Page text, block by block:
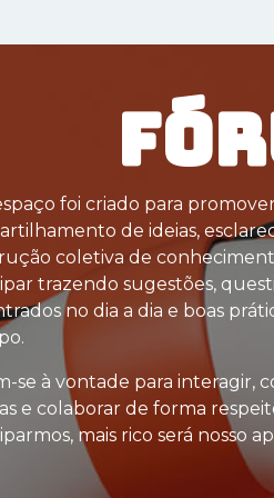
foi criado para
de ideias,
coletiva de
trazendo sugestões,
no dia a dia e boas
se à vontade para interagir,
e colaborar de forma
mais rico será nosso